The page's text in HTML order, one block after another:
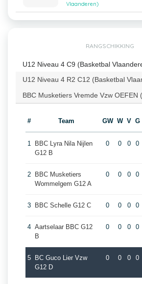
Vlaanderen)
RANGSCHIKKING
U12 Niveau 4 C9 (Basketbal
U12 Niveau 4 R2 C12 (Basketbal
BBC Musketiers Vremde Vzw OEFEN
# Team GW W V G
1
BBC Lyra Nila Nijlen
G12 B
0 0 0 0
2
BBC Musketiers
Wommelgem G12 A
0 0 0 0
3 BBC Schelle G12 C 0 0 0 0
4 Aartselaar BBC G12
B
0 0 0 0
5
BC Guco Lier Vzw
G12 D
0 0 0 0